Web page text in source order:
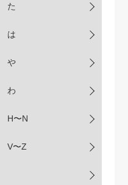
た
は
や
わ
H〜N
V〜Z